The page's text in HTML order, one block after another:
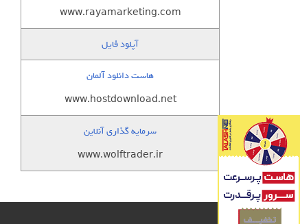
www.rayamarketing.com
آپلود فایل
هاست دانلود آلمان
www.hostdownload.net
سرمایه گذاری آنلاین
www.wolftrader.ir